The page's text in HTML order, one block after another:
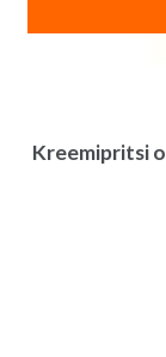
Kreemipritsi